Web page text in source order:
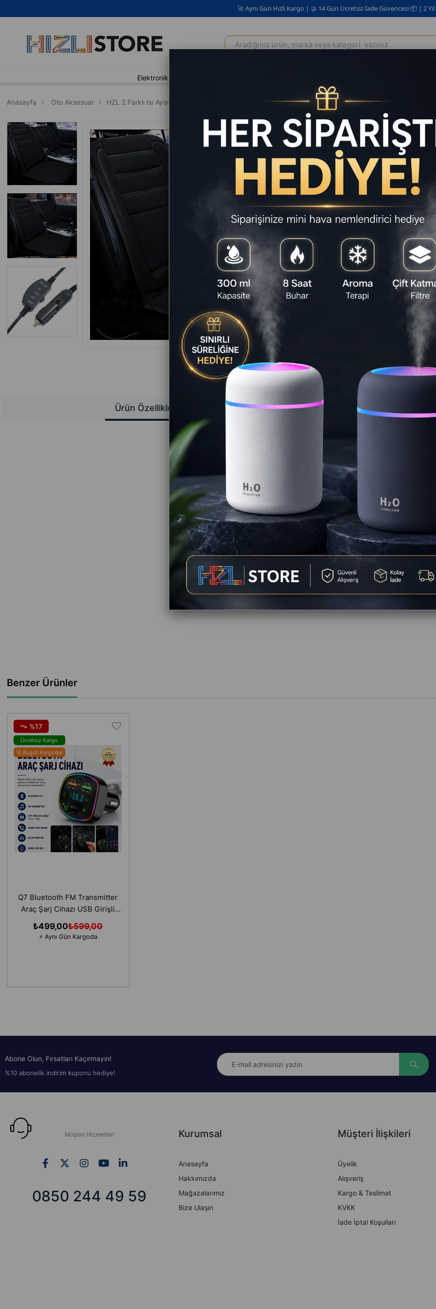
🚀 Aynı Gün Hızlı Kargo | 🤝 14 Gün Ücretsiz İade Güvencesi 📦 | 2 Yıl Garanti
Elektronik
Anasayfa Oto Aksesuar HZL 2 Farklı Isı Ayarlı Araç Koltuk Isıtıcı
HZL 2
: Xml
Tahmini
Yorum
Ürün Özellikleri Yorumlar
Hı - Lo olmak üzere 2 Farklı Isı ayarı mevcut.
Hızlı ısınma özelliği ile arabaya bindiğiniz andan itibaren koltuğunuz sıcak olur.
Araçı kapatmadan önce ısıtıcıyı kapatmanız tavsiye edilir.
Araç çakmaklığı ile çalışır.
Konforlu yüzeyi sayesinde araç koltuğunuzun rahatlığını artırır
Soğuk veya Rüzgarlı havalarda vücüdunuzun sıçak ve rahat kalmasını sağlar
Sırt ve Alt kısım olmak üzere 2 yerden ısı verir
Araçınızın vazgeçilmez ürünüdür
HZL STORE ürünüdür
Benzer Ürünler
Q7 Bluetooth FM Transmitter
Araç Şarj Cihazı USB Girişli
MP3 Çalar Dijital Ekranlı Şarj
Aleti
₺499,00₺599,00
⚡ Aynı Gün Kargoda
%17
Ücretsiz Kargo
🚀 Bugün Kargoda!
Abone Olun, Fırsatları Kaçırmayın!
%10 abonelik indirim kuponu hediye!
Müşteri Hizmetleri
0850 244 49 59
Kurumsal
Anasayfa
Hakkımızda
Mağazalarımız
Bize Ulaşın
Müşteri İlişkileri
Üyelik
Alışveriş
Kargo & Teslimat
KVKK
İade İptal Koşulları